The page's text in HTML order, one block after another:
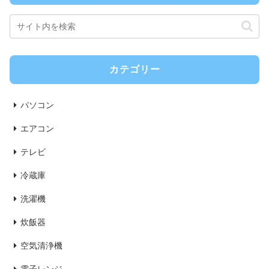
カテゴリー
パソコン
エアコン
テレビ
冷蔵庫
洗濯機
炊飯器
空気清浄機